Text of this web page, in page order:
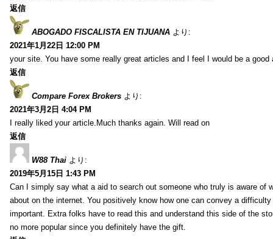
返信
ABOGADO FISCALISTA EN TIJUANA より:
2021年1月22日 12:00 PM
your site. You have some really great articles and I feel I would be a good
返信
Compare Forex Brokers より:
2021年3月2日 4:04 PM
I really liked your article.Much thanks again. Will read on
返信
W88 Thai より:
2019年5月15日 1:43 PM
Can I simply say what a aid to search out someone who truly is aware of
about on the internet. You positively know how one can convey a
important. Extra folks have to read this and understand this side of the
no more popular since you definitely have the gift.